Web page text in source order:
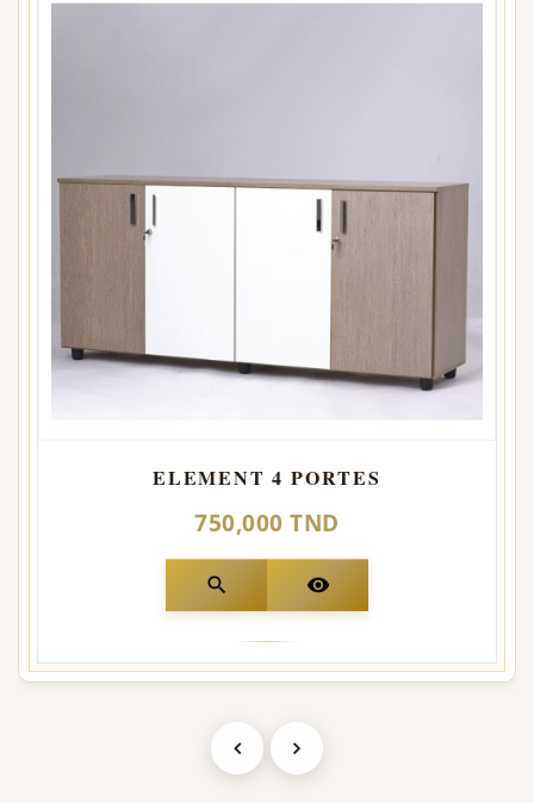
ELEMENT 4 PORTES
750,000 TND
search visibility